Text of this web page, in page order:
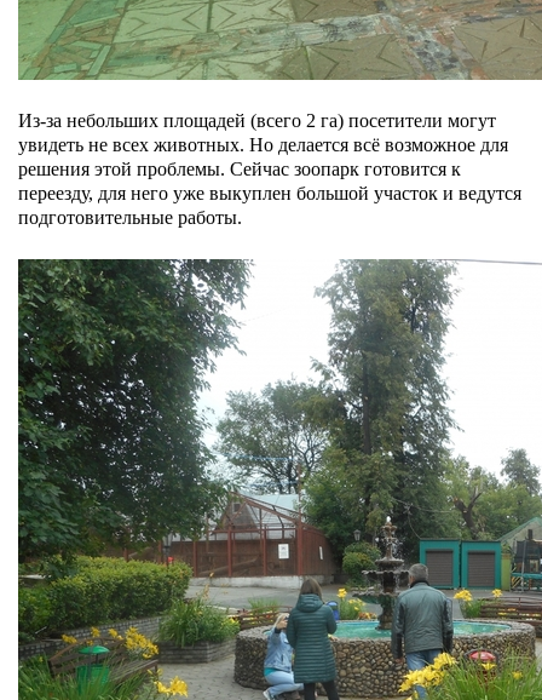
Из-за небольших площадей (всего 2 га) посетители могут
увидеть не всех животных. Но делается всё возможное для
решения этой проблемы. Сейчас зоопарк готовится к
переезду, для него уже выкуплен большой участок и ведутся
подготовительные работы.